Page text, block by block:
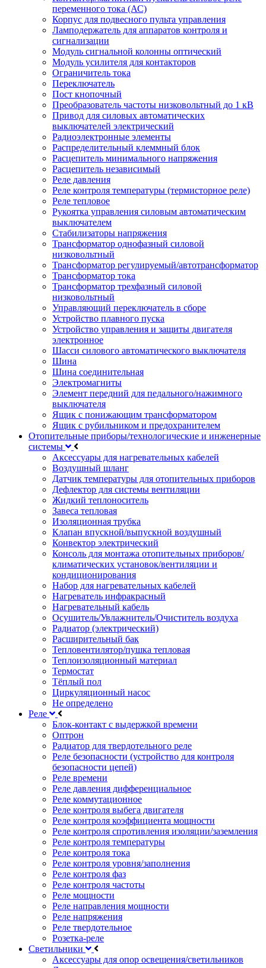
переменного тока (АС)
Корпус для подвесного пульта управления
Ламподержатель для аппаратов контроля и
сигнализации
Модуль сигнальной колонны оптический
Модуль усилителя для контакторов
Ограничитель тока
Переключатель
Пост кнопочный
Преобразователь частоты низковольтный до 1 кВ
Привод для силовых автоматических
выключателей электрический
Радиоэлектронные элементы
Распределительный клеммный блок
Расцепитель минимального напряжения
Расцепитель независимый
Реле давления
Реле контроля температуры (термисторное реле)
Реле тепловое
Рукоятка управления силовым автоматическим
выключателем
Стабилизаторы напряжения
Трансформатор однофазный силовой
низковольтный
Трансформатор регулируемый/автотрансформатор
Трансформатор тока
Трансформатор трехфазный силовой
низковольтный
Управляющий переключатель в сборе
Устройство плавного пуска
Устройство управления и защиты двигателя
электронное
Шасси силового автоматического выключателя
Шина
Шина соединительная
Электромагниты
Элемент передний для педального/нажимного
выключателя
Ящик с понижающим трансформатором
Ящик с рубильником и предохранителем
Отопительные приборы/технологические и инженерные
системы
Аксессуары для нагревательных кабелей
Воздушный шланг
Датчик температуры для отопительных приборов
Дефлектор для системы вентиляции
Жидкий теплоноситель
Завеса тепловая
Изоляционная трубка
Клапан впускной/выпускной воздушный
Конвектор электрический
Консоль для монтажа отопительных приборов/
климатических установок/вентиляции и
кондиционирования
Набор для нагревательных кабелей
Нагреватель инфракрасный
Нагревательный кабель
Осушитель/Увлажнитель/Очиститель воздуха
Радиатор (электрический)
Расширительный бак
Тепловентилятор/пушка тепловая
Теплоизоляционный материал
Термостат
Тёплый пол
Циркуляционный насос
Не определено
Реле
Блок-контакт с выдержкой времени
Оптрон
Радиатор для твердотельного реле
Реле безопасности (устройство для контроля
безопасности цепей)
Реле времени
Реле давления дифференциальное
Реле коммутационное
Реле контроля выбега двигателя
Реле контроля коэффициента мощности
Реле контроля спротивления изоляции/заземления
Реле контроля температуры
Реле контроля тока
Реле контроля уровня/заполнения
Реле контроля фаз
Реле контроля частоты
Реле мощности
Реле направления мощности
Реле напряжения
Реле твердотельное
Розетка-реле
Светильники
Аксессуары для опор освещения/светильников